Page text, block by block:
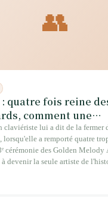
👥
: quatre fois reine
comment une
a fait de Taïwan
claviériste lui a dit de la fermer
lorsqu'elle a remporté quatre
cérémonie des Golden Melody
à devenir la seule artiste de
couronnée quatre fois